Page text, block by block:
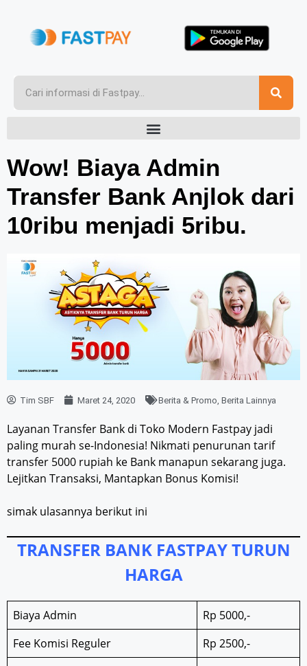
Wow! Biaya Admin
Transfer Bank Anjlok dari
10ribu menjadi 5ribu.
Tim SBF Maret 24, 2020 Berita & Promo Berita Lainnya
Layanan Transfer Bank di Toko Modern Fastpay jadi
paling murah se-Indonesia! Nikmati penurunan tarif
transfer 5000 rupiah ke Bank manapun sekarang juga.
Lejitkan Transaksi, Mantapkan Bonus Komisi!
simak ulasannya berikut ini
TRANSFER BANK FASTPAY TURUN
HARGA
Biaya Admin
Rp 5000,-
Fee Komisi Reguler
Rp 2500,-